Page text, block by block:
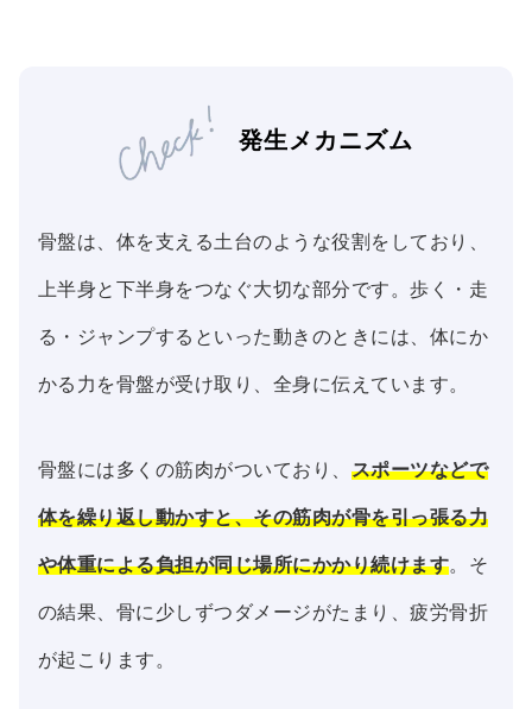
発生メカニズム
骨盤は、体を支える土台のような役割をしており、
上半身と下半身をつなぐ大切な部分です。歩く・走
る・ジャンプするといった動きのときには、体にか
かる力を骨盤が受け取り、全身に伝えています。
骨盤には多くの筋肉がついており、 スポーツなどで
体を繰り返し動かすと、その筋肉が骨を引っ張る力
や体重による負担が同じ場所にかかり続けます。そ
の結果、骨に少しずつダメージがたまり、疲労骨折
が起こります。